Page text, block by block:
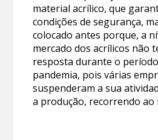
material acrílico, que
condições de segurança,
colocado antes porque, a
mercado dos acrílicos não
resposta durante o
pandemia, pois várias
suspenderam a sua
a produção, recorrendo ao